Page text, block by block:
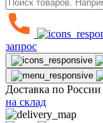
запрос
Доставка по России
на склад